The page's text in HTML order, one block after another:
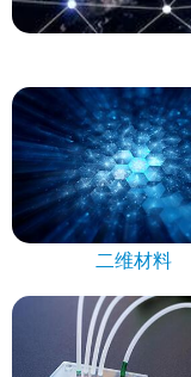
二维材料